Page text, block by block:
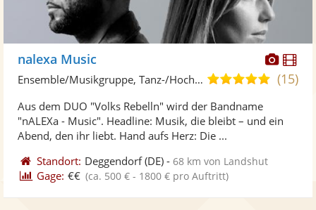
nalexa Music
5,0(15)
Ensemble/Musikgruppe, Tanz-/Hochzeitsband
Aus dem DUO "Volks Rebelln" wird der Bandname
"nALEXa - Music". Headline: Musik, die bleibt – und ein
Abend, den ihr liebt. Hand aufs Herz: Die ...
Standort: Deggendorf(DE) -68 km von Landshut
Gage: €€ (ca. 500 € - 1800 € pro Auftritt)